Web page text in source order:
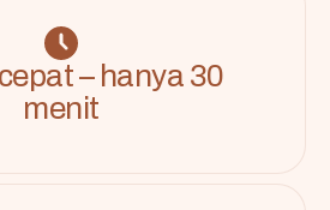
– hanya 30
menit